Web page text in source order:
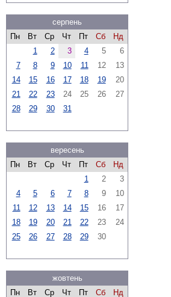
серпень
Пн
Вт Ср Чт Пт Сб
Нд
1
2 3 4 5
6
7
8 9 10 11 12
13
14
15 16 17 18 19
20
21
22 23 24 25 26
27
28
29 30 31
вересень
Пн
Вт Ср Чт Пт Сб
Нд
1
2
3
4
5 6 7 8 9
10
11
12 13 14 15 16
17
18
19 20 21 22 23
24
25
26 27 28 29 30
жовтень
Пн
Вт Ср Чт Пт Сб Нд